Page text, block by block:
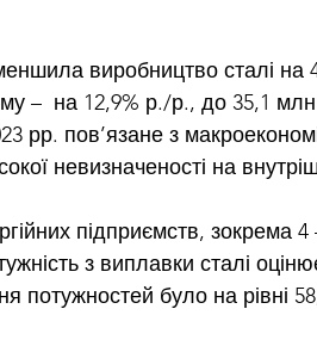
виробництво сталі на
–  на 12,9% р./р., до 35,1
рр. пов’язане з
невизначеності на
підприємств, зокрема
з виплавки сталі
потужностей було на рівні